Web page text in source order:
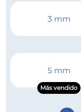
3 mm
5 mm
Más vendido